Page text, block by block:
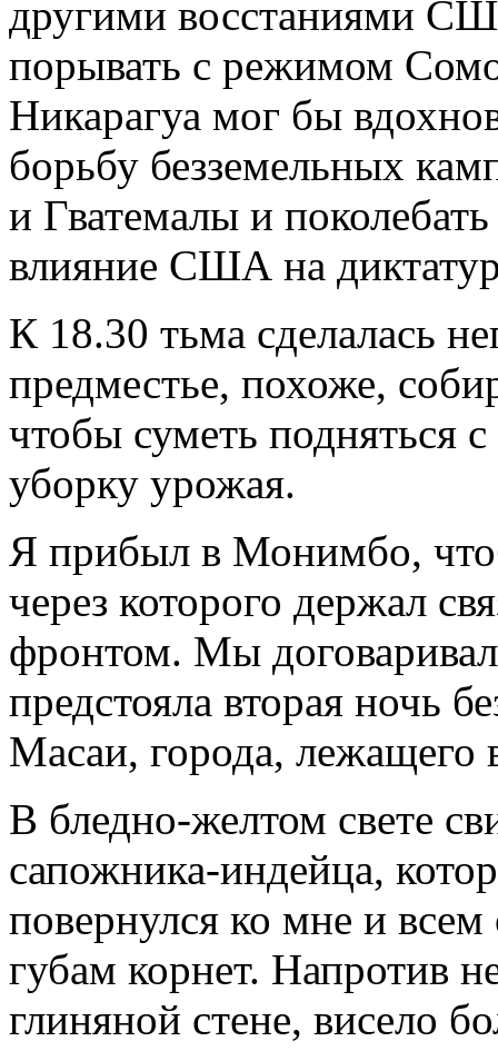
другими восстаниями
порывать с режимом
Никарагуа мог бы
борьбу безземельных
и Гватемалы и
влияние США на
К 18.30 тьма сделалась
предместье, похоже,
чтобы суметь подняться
уборку урожая.
Я прибыл в Монимбо,
через которого держал
фронтом. Мы
предстояла вторая ночь
Масаи, города, лежащего
В бледно-желтом свете
сапожника-индейца,
повернулся ко мне и
губам корнет. Напротив
глиняной стене, висело